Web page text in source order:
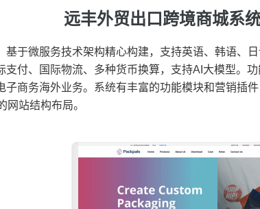
远丰外贸出口跨境商城系
基于微服务技术架构精心构建，支持英语、韩语、
付、国际物流、多种货币换算，支持AI大模型。
商务海外业务。系统有丰富的功能模块和营销插
网站结构布局。